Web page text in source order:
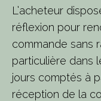
L’acheteur
réflexion pour
commande sans
particulière dans
jours comptés à
réception de la